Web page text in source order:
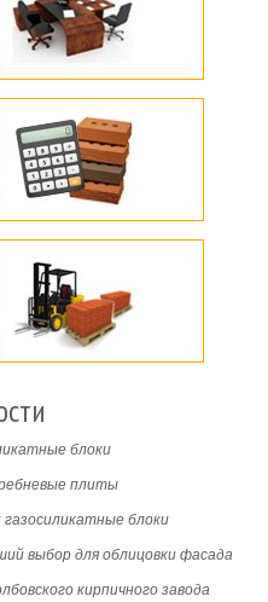
блоки
плиты
блоки
выбор для облицовки фасада
кирпичного завода